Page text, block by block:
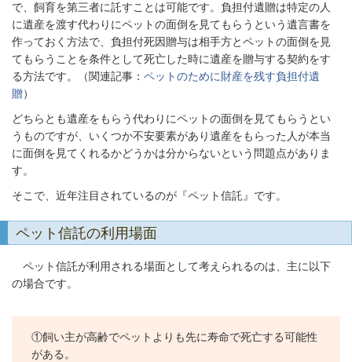
で、飼育を第三者に託すことは可能です。負担付遺贈は特定の人
に遺産を渡す代わりにペットの面倒を見てもらうという遺言書を
作っておく方法で、負担付死因贈与は相手方とペットの面倒を見
てもらうことを条件として死亡した時に遺産を贈与する契約をす
る方法です。（関連記事： ペットのために財産を残す負担付遺
贈）
どちらとも遺産をもらう代わりにペットの面倒を見てもらうとい
うものですが、いくつか不安要素があり遺産をもらった人が本当
に面倒を見てくれるかどうかは分からないという問題点がありま
す。
そこで、近年注目されているのが『ペット信託』です。
ペット信託の利用場面
ペット信託が利用される場面として考えられるのは、主に以下
の場合です。
①飼い主が高齢でペットよりも先に寿命で死亡する可能性
がある。